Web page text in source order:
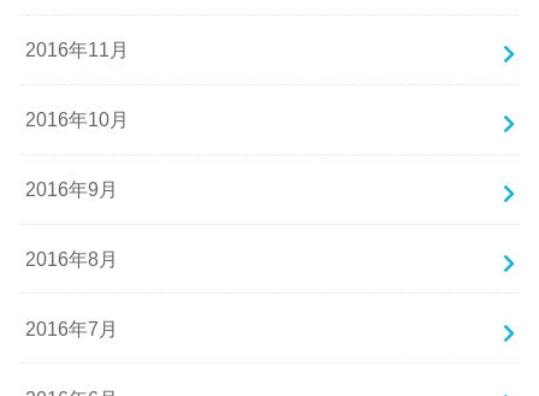
2016年11月
2016年10月
2016年9月
2016年8月
2016年7月